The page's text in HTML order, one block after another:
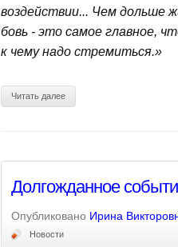
воздействии... Чем дольше
бовь - это самое главное,
к чему надо стремиться.»
Читать далее
Долгожданное
Опубликовано Ирина
Новости